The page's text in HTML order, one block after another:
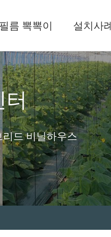
름 뽁뽁이 설치사례
터
드 비닐하우스